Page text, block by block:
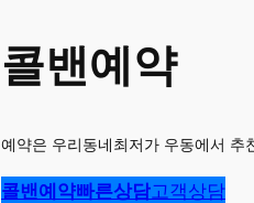
콜밴예약
예약은 우리동네최저가 우동에서 추
콜밴예약빠른상담고객상담